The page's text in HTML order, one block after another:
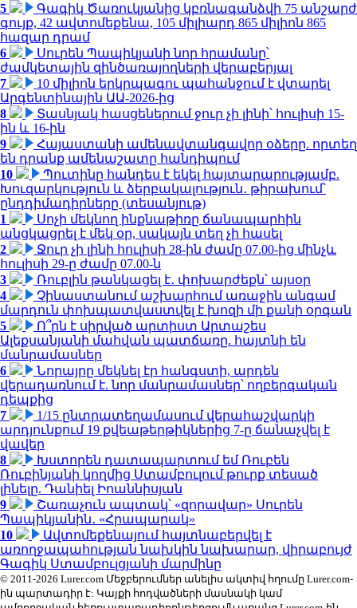
5
Գագիկ Ծառուկյանից կբռնագանձվի 75 անշարժ
գույք, 42 ավտոմեքենա, 105 միլիարդ 865 միլիոն 865
հազար դրամ
6
Սուրեն Պապիկյանի նոր հրամանը՝
ժամկետային զինծառայողների վերաբերյալ
7
10 միլիոն երկրպագու պահանջում է վտարել
Արգենտինային ԱԱ-2026-ից
8
Տասնյակ հասցեներում ջուր չի լինի՝ հուլիսի 15-
ին և 16-ին
9
Հայաստանի ամենավտանգավոր օձերը. որտեղ
են դրանք ամենաշատը հանդիպում
10
Պուտինը հանդես է եկել հայտարարությամբ.
Խուզարկություն և ձերբակալություն․ թիրախում՝
ընդդիմադիրները (տեսանյութ)
1
Սոչի մեկնող ինքնաթիռը ճանապարհին
անցկացրել է մեկ օր, սակայն տեղ չի հասել
2
Ջուր չի լինի հուլիսի 28-ին ժամը 07.00-ից մինչև
հուլիսի 29-ը ժամը 07.00-ն
3
Ռուբլին թանկացել է․ փոխարժեքն՝ այսօր
4
Չինաստանում աշխարհում առաջին անգամ
մարդուն փոխպատվաստվել է խոզի մի քանի օրգան
5
Ո՞րն է սիրված արտիստ Արտաշես
Ալեքսանյանի մահվան պատճառը. հայտնի են
մանրամասներ
6
Նորայրը մեկնել էր հանգստի, արդեն
վերադառնում է. նոր մանրամասներ՝ ողբերգական
դեպքից
7
1/15 ընտրատեղամասում վերահաշվարկի
արդյունքում 19 քվեաթերթիկներից 7-ը ճանաչվել է
վավեր
8
Խստորեն դատապարտում եմ Ռուբեն
Ռուբինյանի կողմից Ստամբուլում թուրք տեսած
լինելը. Դանիել Իոաննիսյան
9
Շառաչուն ապտակ՝ «զորավար» Սուրեն
Պապիկյանին․ «Հրապարակ»
10
Ավտոմեքենայում հայտնաբերվել է
առողջապահության նախկին նախարար, վիրաբույժ
Գագիկ Ստամբուլցյանի մարմինը
© 2011-2026 Lurer.com Մեջբերումներ անելիս ակտիվ հղումը Lurer.com-
ին պարտադիր է: Կայքի հոդվածների մասնակի կամ